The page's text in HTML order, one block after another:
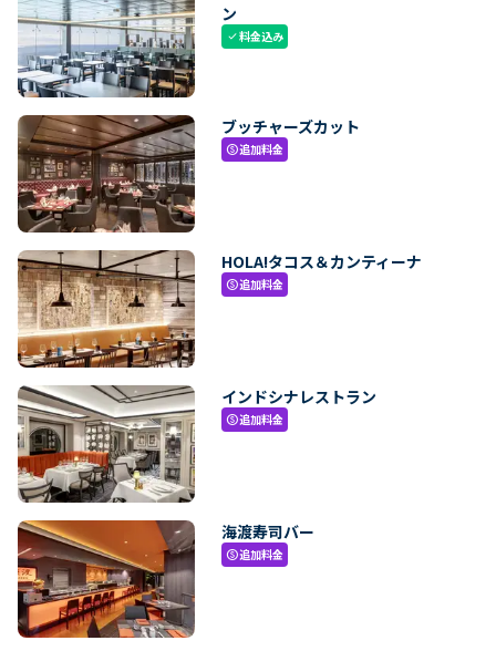
ン
check料金込み
ブッチャーズカット
paid追加料金
HOLA!タコス＆カンティーナ
paid追加料金
インドシナレストラン
paid追加料金
海渡寿司バー
paid追加料金